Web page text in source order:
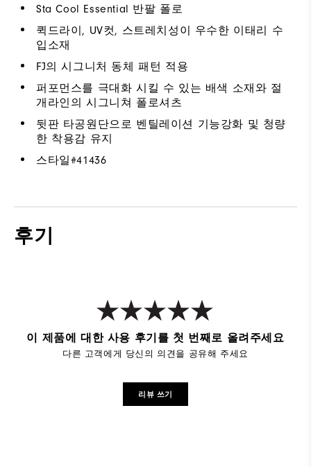
Sta Cool Essential 반팔 폴로
퀵드라이, UV컷, 스트레치성이 우수한 이태리 수
입소재
FJ의 시그니처 동체 패턴 적용
퍼포먼스를 극대화 시킬 수 있는 배색 소재와 절
개라인의 시그니쳐 폴로셔츠
뒷판 타공원단으로 벤틸레이션 기능강화 및 청량
한 착용감 유지
스타일#41436
후기
이 제품에 대한 사용 후기를 첫 번째로 올려주세요
다른 고객에게 당신의 의견을 공유해 주세요
리뷰 쓰기